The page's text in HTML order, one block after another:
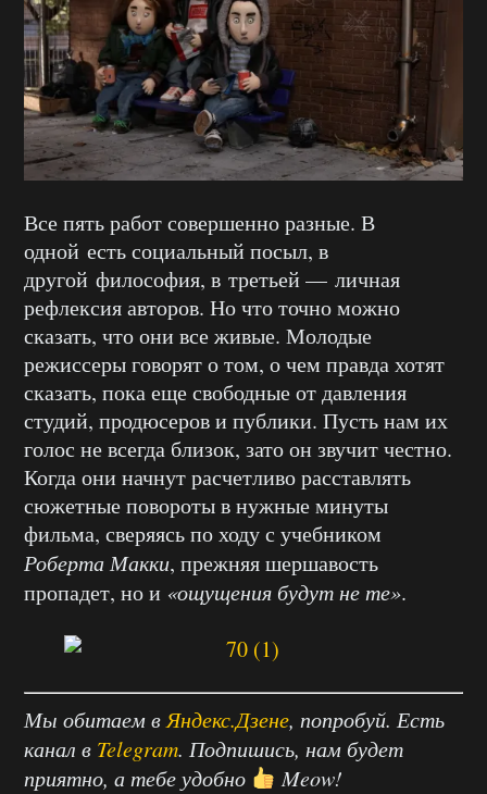
Все пять работ совершенно разные. В
одной есть социальный посыл, в
другой философия, в третьей — личная
рефлексия авторов. Но что точно можно
сказать, что они все живые. Молодые
режиссеры говорят о том, о чем правда хотят
сказать, пока еще свободные от давления
студий, продюсеров и публики. Пусть нам их
голос не всегда близок, зато он звучит честно.
Когда они начнут расчетливо расставлять
сюжетные повороты в нужные минуты
фильма, сверяясь по ходу с учебником
Роберта Макки, прежняя шершавость
пропадет, но и «ощущения будут не те».
Мы обитаем в Яндекс.Дзене, попробуй. Есть
канал в Telegram. Подпишись, нам будет
приятно, а тебе удобно
Meow!